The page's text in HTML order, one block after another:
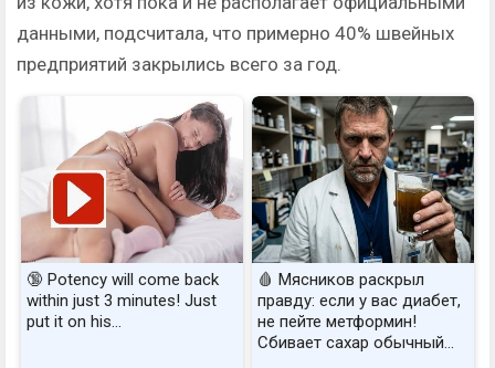
данными, подсчитала, что примерно 40% швейных
предприятий закрылись всего за год.
🔞 Potency will come back
within just 3 minutes! Just
put it on his…
🩸 Мясников раскрыл
правду: если у вас диабет,
не пейте метформин!
Сбивает сахар обычный...